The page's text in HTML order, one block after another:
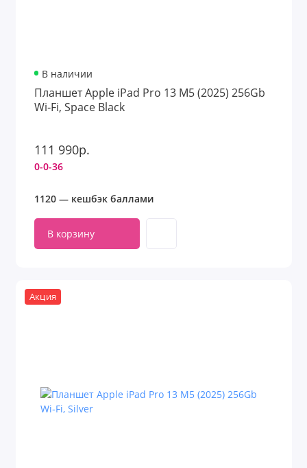
В наличии
Планшет Apple iPad Pro 13 M5 (2025) 256Gb
Wi‑Fi, Space Black
111 990р.
0-0-36
1120 — кешбэк баллами
В корзину
Акция